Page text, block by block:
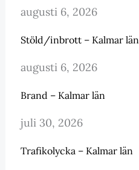
augusti 6, 2026
Stöld/inbrott – Kalmar län
augusti 6, 2026
Brand – Kalmar län
juli 30, 2026
Trafikolycka – Kalmar län